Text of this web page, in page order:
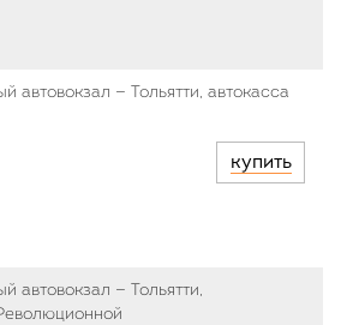
автовокзал — Тольятти, автокасса
купить
автовокзал — Тольятти,